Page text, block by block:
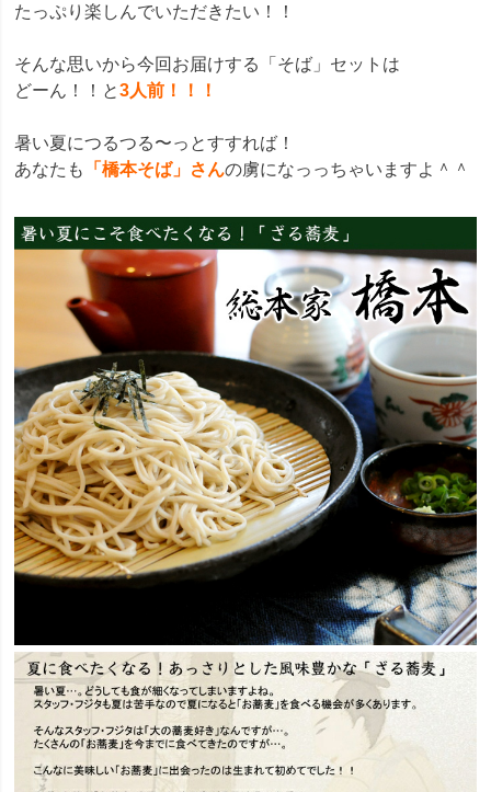
たっぷり楽しんでいただきたい！！
そんな思いから今回お届けする「そば」セットは
どーん！！と3人前！！！
暑い夏につるつる〜っとすすれば！
あなたも
「橋本そば」さんの虜になっっちゃいますよ＾＾